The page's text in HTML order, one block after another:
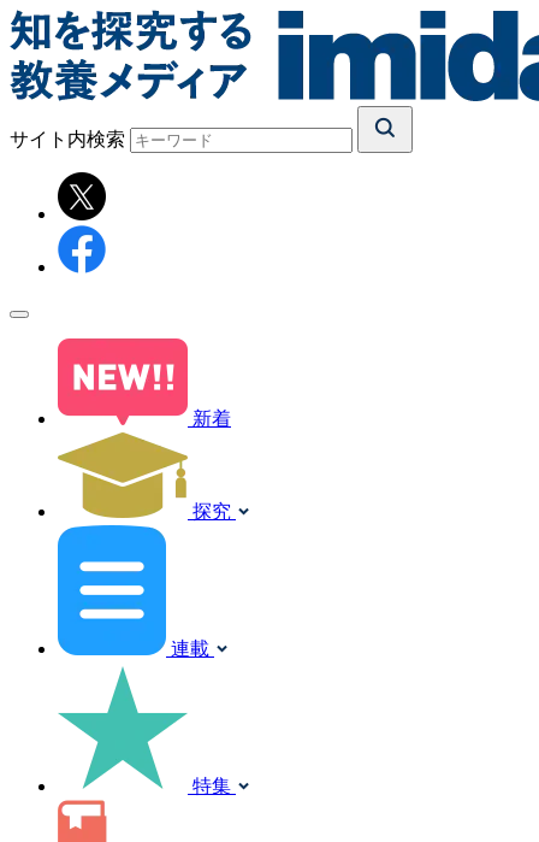
サイト内検索
新着
探究
連載
特集